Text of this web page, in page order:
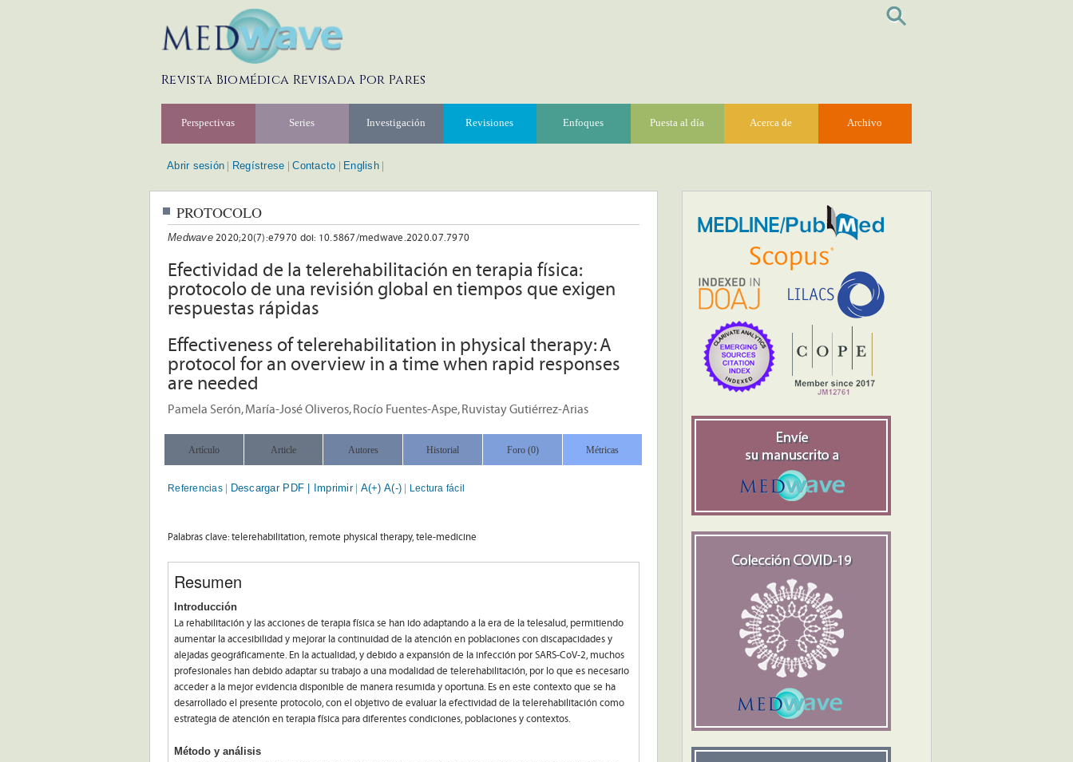
Revista Biomédica Revisada Por Pares
Perspectivas Series Investigación Revisiones Enfoques Puesta al día Acerca de Archivo
Abrir sesión Regístrese |Contacto English
PROTOCOLO
Medwave2020;20(7):e7970 doi: 10.5867/medwave.2020.07.7970
Efectividad de la telerehabilitación en terapia física:
protocolo de una revisión global en tiempos que exigen
respuestas rápidas
Effectiveness of telerehabilitation in physical therapy: A
protocol for an overview in a time when rapid responses
are needed
Pamela Serón, María-José Oliveros, Rocío Fuentes-Aspe, Ruvistay Gutiérrez-Arias
Artículo Article Autores Historial Foro (0) Métricas
Referencias| Descargar PDF | Imprimir| A(+) A(-) Lectura fácil
Palabras clave: telerehabilitation, remote physical therapy, tele-medicine
Resumen
Introducción
La rehabilitación y las acciones de terapia física se han ido adaptando a la era de la telesalud, permitiendo
aumentar la accesibilidad y mejorar la continuidad de la atención en poblaciones con discapacidades y
alejadas geográficamente. En la actualidad, y debido a expansión de la infección por SARS-CoV-2, muchos
profesionales han debido adaptar su trabajo a una modalidad de telerehabilitación, por lo que es necesario
acceder a la mejor evidencia disponible de manera resumida y oportuna. Es en este contexto que se ha
desarrollado el presente protocolo, con el objetivo de evaluar la efectividad de la telerehabilitación como
estrategia de atención en terapia física para diferentes condiciones, poblaciones y contextos.
Método y análisis